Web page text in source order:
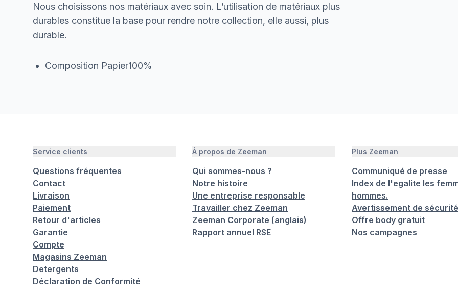
Nous choisissons nos matériaux avec soin. L’utilisation de matériaux plus
durables constitue la base pour rendre notre collection, elle aussi, plus
durable.
Composition Papier100%
Service clients
Questions fréquentes
Contact
Livraison
Paiement
Retour d'articles
Garantie
Compte
Magasins Zeeman
Detergents
Déclaration de Conformité
À propos de Zeeman
Qui sommes-nous ?
Notre histoire
Une entreprise responsable
Travailler chez Zeeman
Zeeman Corporate (anglais)
Rapport annuel RSE
Plus Zeeman
Communiqué de presse
Index de l'egalite les
hommes.
Avertissement de sécurité
Offre body gratuit
Nos campagnes